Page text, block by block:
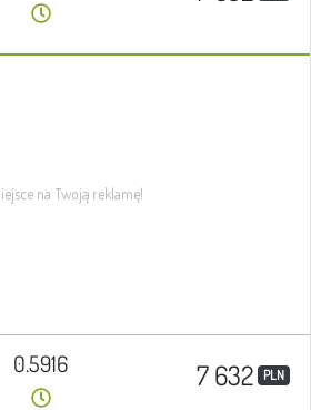
0.5916 7 632 PLN